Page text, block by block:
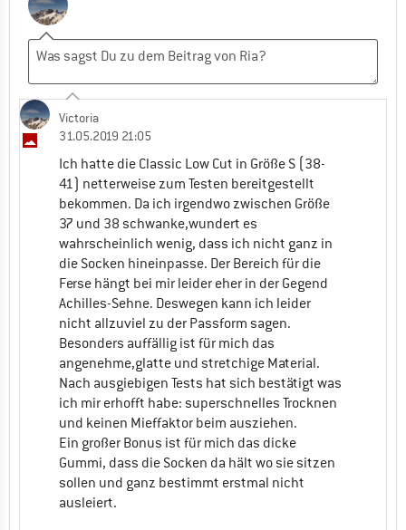
Victoria
31.05.2019 21:05
Ich hatte die Classic Low Cut in Größe S (38-
41) netterweise zum Testen bereitgestellt
bekommen. Da ich irgendwo zwischen Größe
37 und 38 schwanke,wundert es
wahrscheinlich wenig, dass ich nicht ganz in
die Socken hineinpasse. Der Bereich für die
Ferse hängt bei mir leider eher in der Gegend
Achilles-Sehne. Deswegen kann ich leider
nicht allzuviel zu der Passform sagen.
Besonders auffällig ist für mich das
angenehme,glatte und stretchige Material.
Nach ausgiebigen Tests hat sich bestätigt was
ich mir erhofft habe: superschnelles Trocknen
und keinen Mieffaktor beim ausziehen.
Ein großer Bonus ist für mich das dicke
Gummi, dass die Socken da hält wo sie sitzen
sollen und ganz bestimmt erstmal nicht
ausleiert.